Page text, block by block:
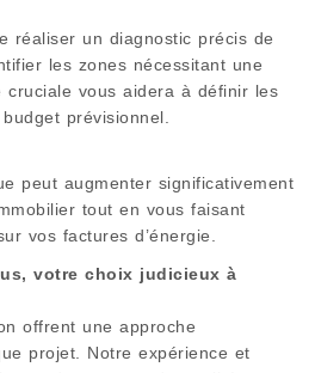
réaliser un diagnostic précis de
les zones nécessitant une
cruciale vous aidera à définir les
prévisionnel.
peut augmenter significativement
tout en vous faisant
vos factures d’énergie.
votre choix judicieux à
offrent une approche
projet. Notre expérience et